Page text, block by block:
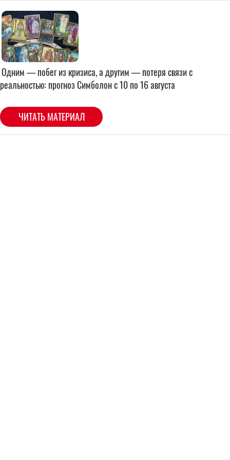
Одним — побег из кризиса, а другим — потеря связи с
реальностью: прогноз Симболон с 10 по 16 августа
ЧИТАТЬ МАТЕРИАЛ